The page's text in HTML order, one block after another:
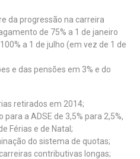
da progressão na carreira
de 75% a 1 de janeiro
a 1 de julho (em vez de 1 de
e das pensões em 3% e do
retirados em 2014;
a ADSE de 3,5% para 2,5%,
Férias e de Natal;
do sistema de quotas;
contributivas longas;